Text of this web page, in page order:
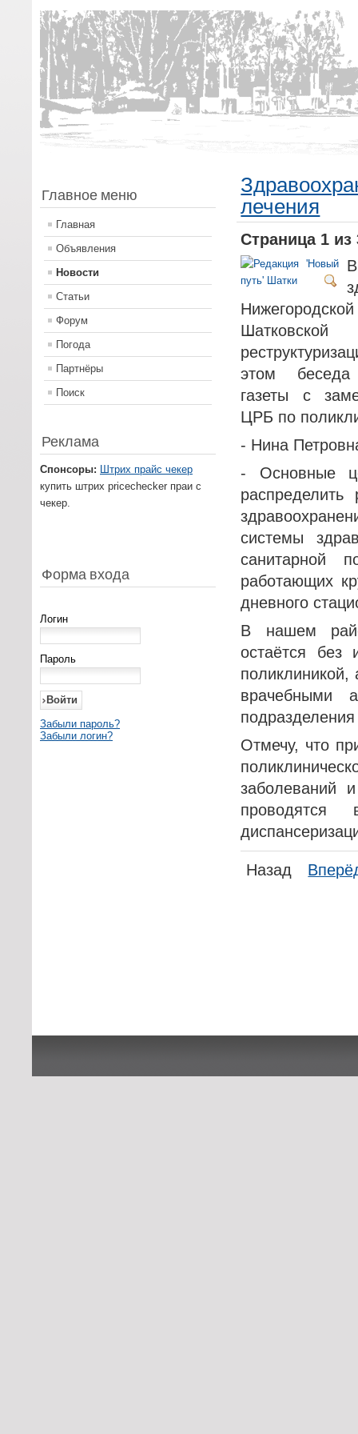
Главное меню
Главная
Объявления
Новости
Статьи
Форум
Погода
Партнёры
Поиск
Реклама
Спонсоры:
Штрих прайс чекер
купить штрих pricechecker праи с
чекер.
Форма входа
Логин
Пароль
Забыли пароль?
Забыли логин?
лечения
Страница 1 из
этом беседа
газеты с
ЦРБ по
- Нина
- Основные
системы
санитарной
работающих
дневного
В нашем
остаётся без
поликлиникой,
врачебными
Отмечу, что
заболеваний
Назад